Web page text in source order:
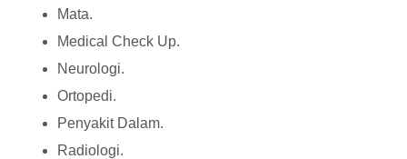
Mata.
Medical Check Up.
Neurologi.
Ortopedi.
Penyakit Dalam.
Radiologi.